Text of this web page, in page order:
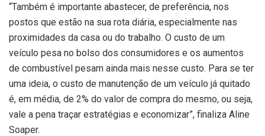
“Também é importante abastecer, de preferência, nos
postos que estão na sua rota diária, especialmente nas
proximidades da casa ou do trabalho. O custo de um
veículo pesa no bolso dos consumidores e os aumentos
de combustível pesam ainda mais nesse custo. Para se ter
uma ideia, o custo de manutenção de um veículo já quitado
é, em média, de 2% do valor de compra do mesmo, ou seja,
vale a pena traçar estratégias e economizar”, finaliza Aline
Soaper.